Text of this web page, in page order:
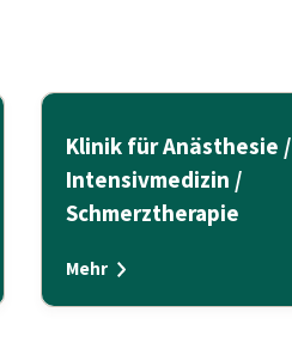
Klinik für Anästhesie /
Intensivmedizin /
Schmerztherapie
Mehr